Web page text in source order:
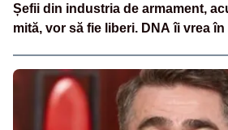
Șefii din industria de armament,
mită, vor să fie liberi. DNA îi vrea în